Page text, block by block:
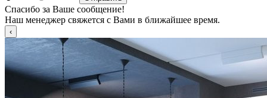
Спасибо за Ваше сообщение!
Наш менеджер свяжется с Вами в ближайшее время.